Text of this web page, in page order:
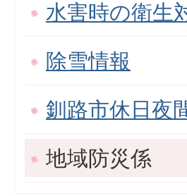
水害時の衛生
除雪情報
釧路市休日夜
地域防災係